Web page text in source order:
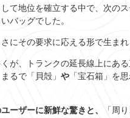
て地位を確立する中で、次の
バッグでした。
にその要求に応える形で生まれ
が、トランクの延長線上にあ
るで「貝殻」 や 「宝石箱」を
ーザーに新鮮な驚きと、
「周